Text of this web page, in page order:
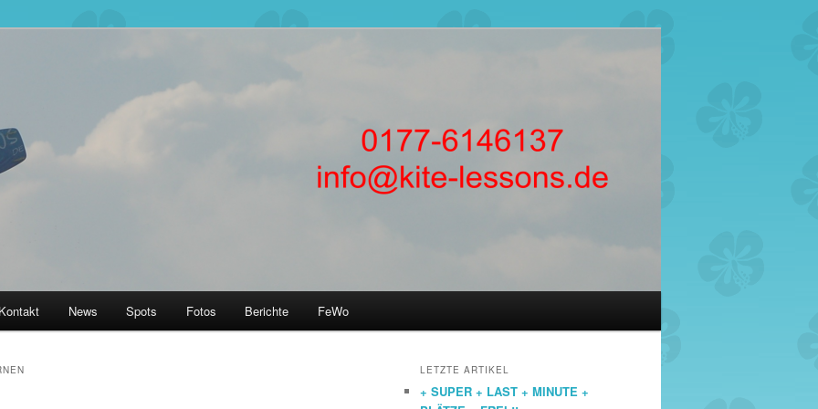
LERNEN in Kiteschule Kitekurs
Hamburg
lernen! Kitesurfkurse + Kitsurfunterricht für Anfänger in Kiteschule
Laboe, Hamburg, Fehmarn, SPO
Kontakt News Spots Fotos Berichte FeWo
LETZTE ARTIKEL
+ SUPER + LAST + MINUTE +